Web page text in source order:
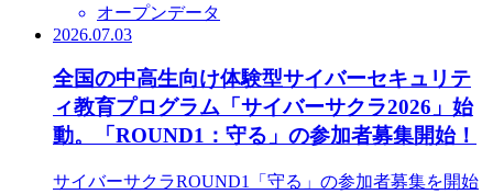
オープンデータ
2026.07.03
全国の中高生向け体験型サイバーセキュリテ
ィ教育プログラム「サイバーサクラ2026」始
動。「ROUND1：守る」の参加者募集開始！
サイバーサクラROUND1「守る」の参加者募集を開始